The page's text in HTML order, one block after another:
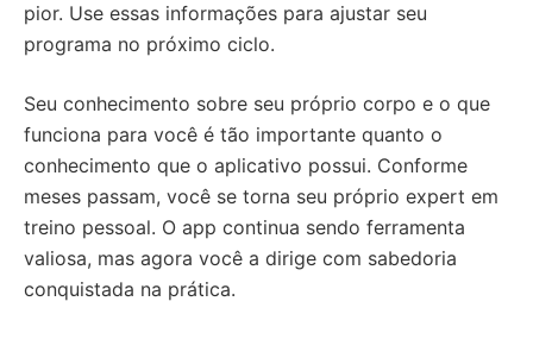
pior. Use essas informações para ajustar seu
programa no próximo ciclo.
Seu conhecimento sobre seu próprio corpo e o que
funciona para você é tão importante quanto o
conhecimento que o aplicativo possui. Conforme
meses passam, você se torna seu próprio expert em
treino pessoal. O app continua sendo ferramenta
valiosa, mas agora você a dirige com sabedoria
conquistada na prática.